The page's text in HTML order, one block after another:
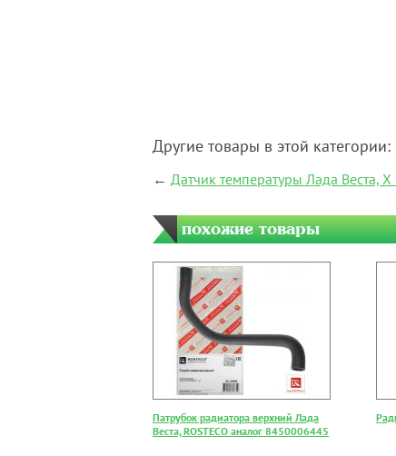
Другие товары в этой категории:
← Датчик температуры Лада Веста, Х
похожие товары
Патрубок радиатора верхний Лада
Веста, ROSTECO аналог 8450006445